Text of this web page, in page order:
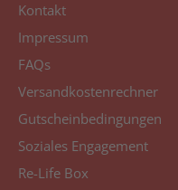
Kontakt
Impressum
FAQs
Versandkostenrechner
Gutscheinbedingungen
Soziales Engagement
Re-Life Box